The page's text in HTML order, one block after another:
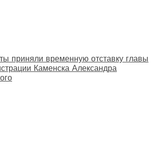
приняли временную отставку главы
Каменска Александра